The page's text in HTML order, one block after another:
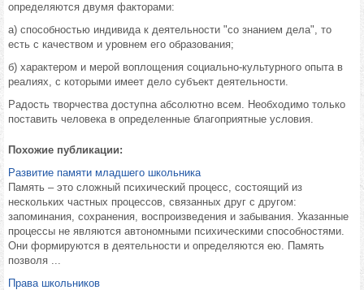
определяются двумя факторами:
а) способностью индивида к деятельности "со знанием дела", то
есть с качеством и уровнем его образования;
б) характером и мерой воплощения социально-культурного опыта в
реалиях, с которыми имеет дело субъект деятельности.
Радость творчества доступна абсолютно всем. Необходимо только
поставить человека в определенные благоприятные условия.
Похожие публикации:
Развитие памяти младшего школьника
Память – это сложный психический процесс, состоящий из
нескольких частных процессов, связанных друг с другом:
запоминания, сохранения, воспроизведения и забывания. Указанные
процессы не являются автономными психическими способностями.
Они формируются в деятельности и определяются ею. Память
позволя ...
Права школьников